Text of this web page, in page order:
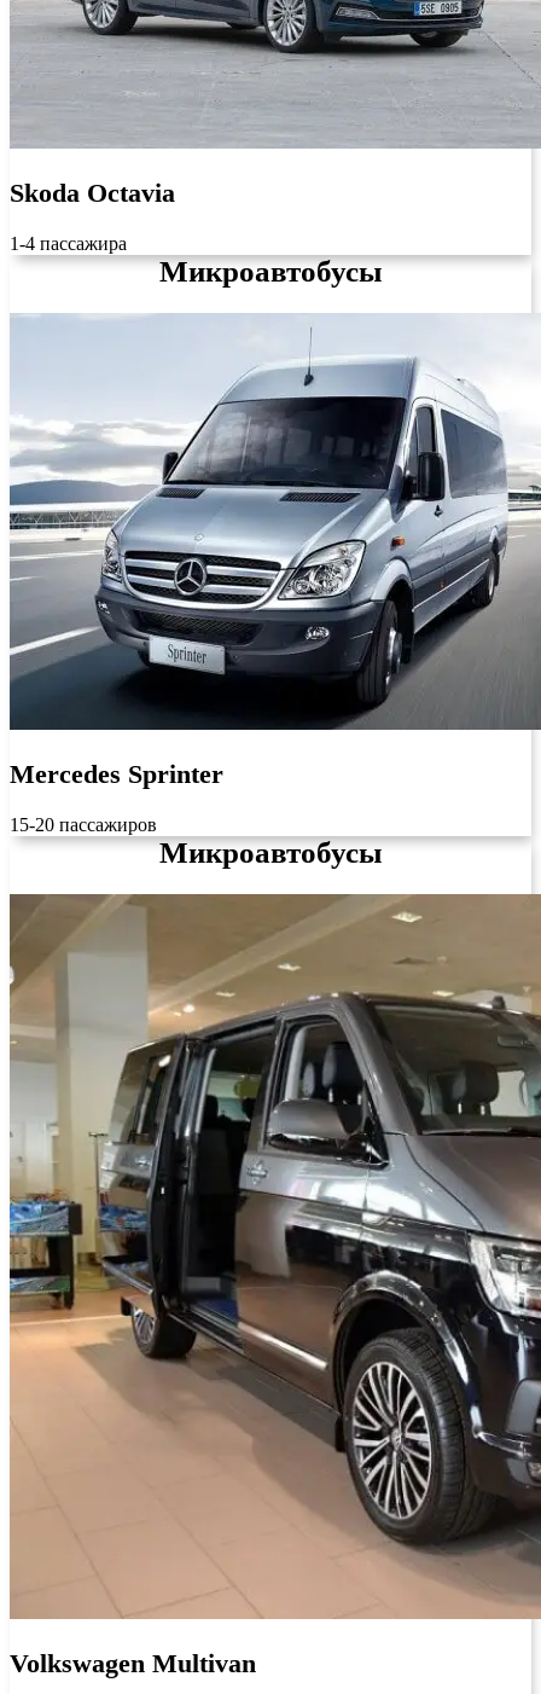
Skoda Octavia
1-4 пассажира
Микроавтобусы
Mercedes Sprinter
15-20 пассажиров
Микроавтобусы
Volkswagen Multivan